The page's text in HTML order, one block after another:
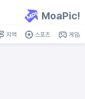
MoaPic!
지역 스포츠 게임/